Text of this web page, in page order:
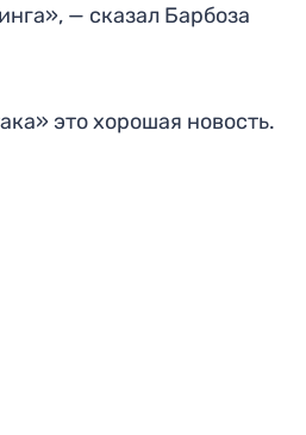
— сказал Барбоза
это хорошая новость.